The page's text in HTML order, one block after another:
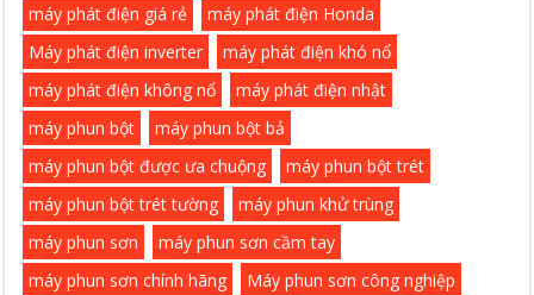
máy phát điện giá rẻ
máy phát điện Honda
Máy phát điện inverter
máy phát điện khó nổ
máy phát điện không nổ
máy phát điện nhật
máy phun bột
máy phun bột bả
máy phun bột được ưa chuộng
máy phun bột trét
máy phun bột trét tường
máy phun khử trùng
máy phun sơn
máy phun sơn cầm tay
máy phun sơn chính hãng
Máy phun sơn công nghiệp